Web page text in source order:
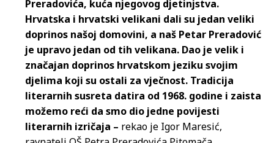
Preradovića, kuća njegovog djetinjstva.
Hrvatska i hrvatski velikani dali su jedan veliki
doprinos našoj domovini, a naš Petar Preradović
je upravo jedan od tih velikana. Dao je velik i
značajan doprinos hrvatskom jeziku svojim
djelima koji su ostali za vječnost. Tradicija
literarnih susreta datira od 1968. godine i zaista
možemo reći da smo dio jedne povijesti
literarnih izričaja – rekao je Igor Maresić,